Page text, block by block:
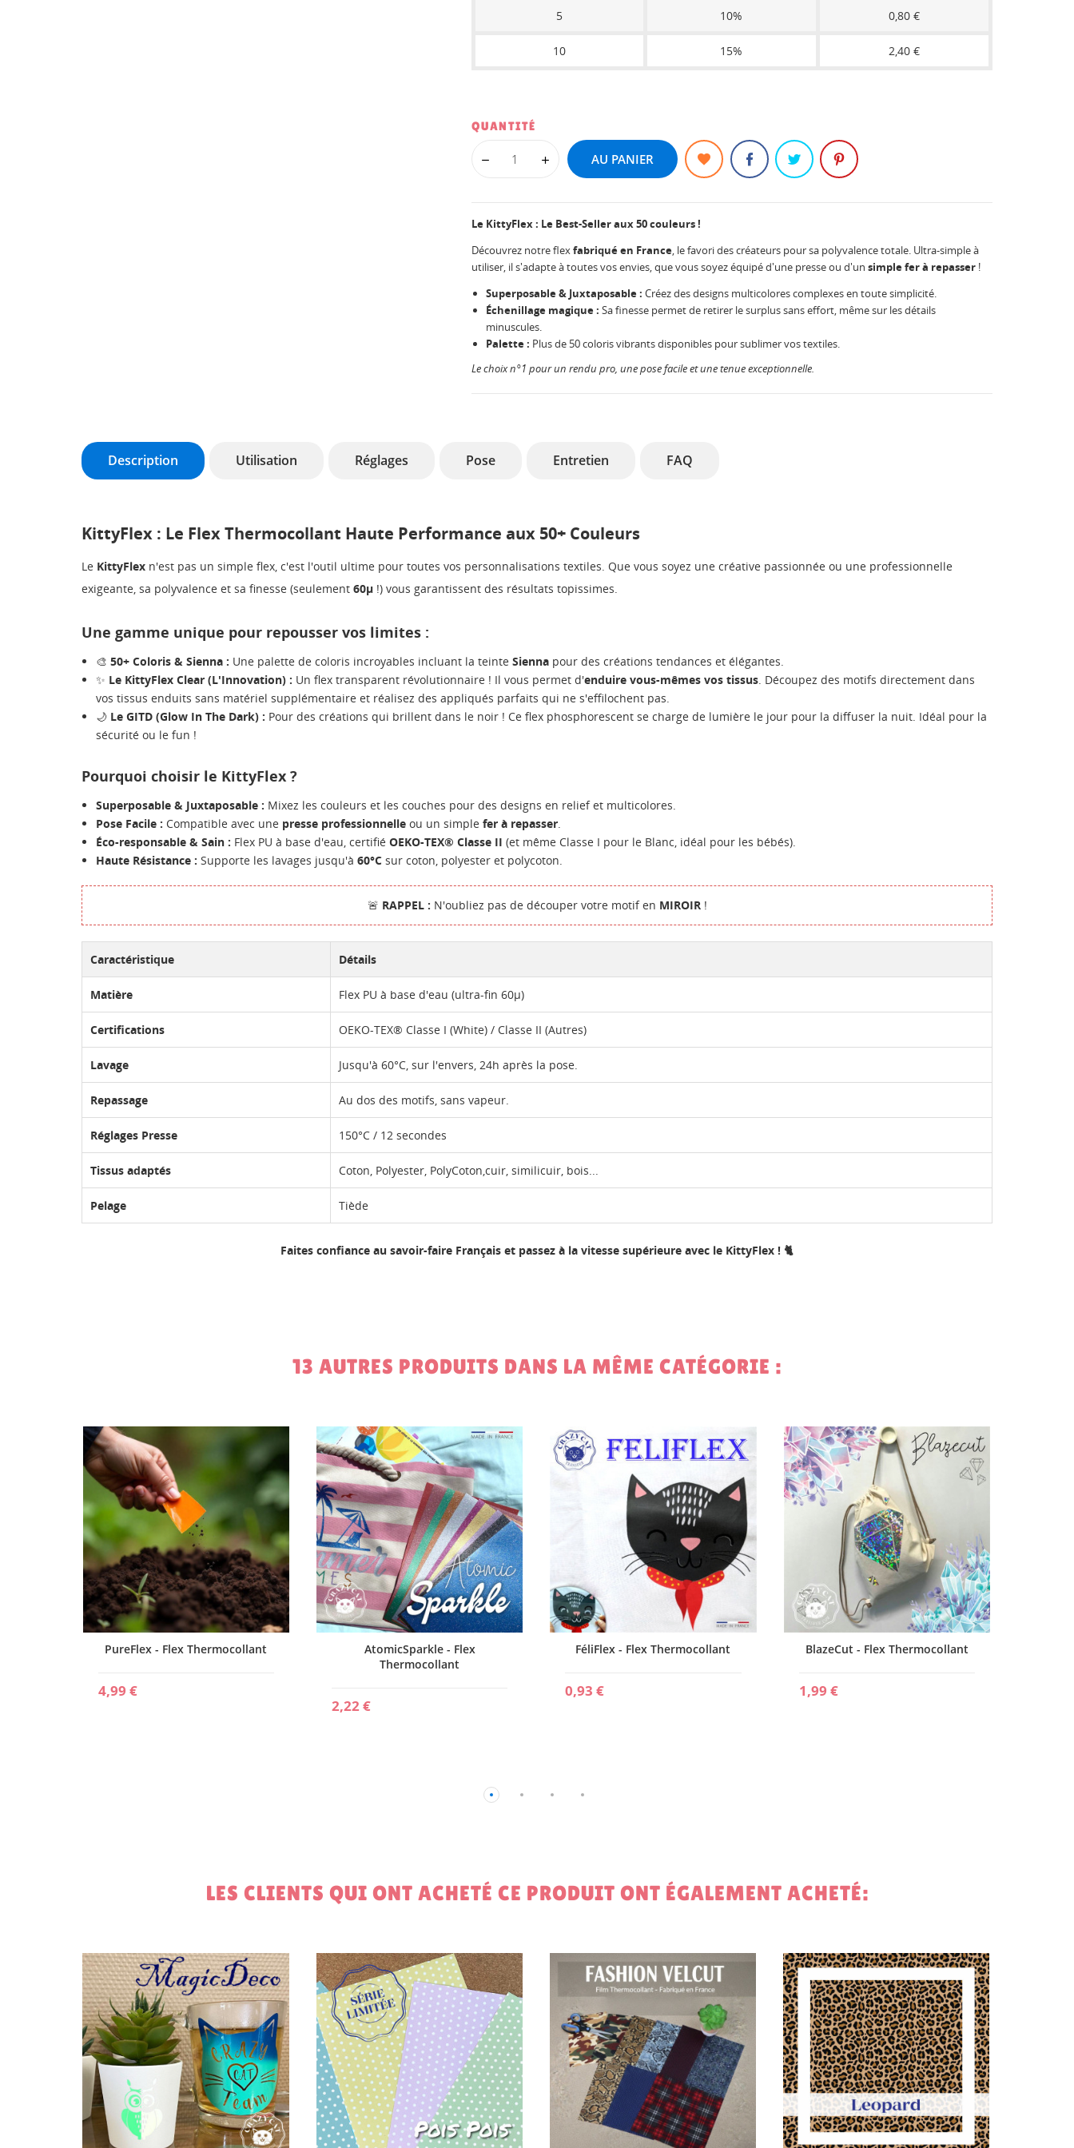
5 10% 0,80 €
10 15% 2,40 €
QUANTITÉ
AU PANIER
Le KittyFlex : Le Best-Seller aux 50 couleurs !
Découvrez notre flexfabriqué en France, le favori des créateurs pour sa polyvalence totale. Ultra-simple à
utiliser, il s'adapte à toutes vos envies, que vous soyez équipé d'une presse ou d'un simple fer à repasser!
Superposable & Juxtaposable : Créez des designs multicolores complexes en toute simplicité.
Échenillage magique : Sa finesse permet de retirer le surplus sans effort, même sur les détails
minuscules.
Palette : Plus de 50 coloris vibrants disponibles pour sublimer vos textiles.
Le choix n°1 pour un rendu pro, une pose facile et une tenue exceptionnelle.
Description Utilisation Réglages Pose Entretien FAQ
KittyFlex : Le Flex Thermocollant Haute Performance aux 50+ Couleurs
Le KittyFlex n'est pas un simple flex, c'est l'outil ultime pour toutes vos personnalisations textiles. Que vous soyez une créative passionnée ou une professionnelle
exigeante, sa polyvalence et sa finesse (seulement 60µ !) vous garantissent des résultats topissimes.
Une gamme unique pour repousser vos limites :
🎨 50+ Coloris & Sienna : Une palette de coloris incroyables incluant la teinte Sienna pour des créations tendances et élégantes.
✨ Le KittyFlex Clear (L'Innovation) : Un flex transparent révolutionnaire ! Il vous permet d'enduire vous-mêmes vos tissus . Découpez des motifs directement dans
vos tissus enduits sans matériel supplémentaire et réalisez des appliqués parfaits qui ne s'effilochent pas.
🌙 Le GITD (Glow In The Dark) : Pour des créations qui brillent dans le noir ! Ce flex phosphorescent se charge de lumière le jour pour la diffuser la nuit. Idéal pour la
sécurité ou le fun !
Pourquoi choisir le KittyFlex ?
Superposable & Juxtaposable : Mixez les couleurs et les couches pour des designs en relief et multicolores.
Pose Facile : Compatible avec une presse professionnelle ou un simple fer à repasser
Éco-responsable & Sain : Flex PU à base d'eau, certifié OEKO-TEX® Classe II (et même Classe I pour le Blanc, idéal pour les bébés).
Haute Résistance : Supporte les lavages jusqu'à 60°C sur coton, polyester et polycoton.
🚨 RAPPEL : N'oubliez pas de découper votre motif en MIROIR!
Caractéristique Détails
Matière Flex PU à base d'eau (ultra-fin 60µ)
Certifications OEKO-TEX® Classe I (White) / Classe II (Autres)
Lavage Jusqu'à 60°C, sur l'envers, 24h après la pose.
Repassage Au dos des motifs, sans vapeur.
Réglages Presse 150°C / 12 secondes
Tissus adaptés Coton, Polyester, PolyCoton,cuir, similicuir, bois...
Pelage Tiède
Faites confiance au savoir-faire Français et passez à la vitesse supérieure avec le KittyFlex ! 🐈
13 AUTRES PRODUITS DANS LA MÊME CATÉGORIE :
PureFlex - Flex Thermocollant
4,99 €
AtomicSparkle - Flex
Thermocollant
2,22 €
FéliFlex - Flex Thermocollant
0,93 €
BlazeCut - Flex Thermocollant
1,99 €
LES CLIENTS QUI ONT ACHETÉ CE PRODUIT ONT ÉGALEMENT ACHETÉ:
MES LISTES
add_circle_outlineCréer une nouvelle liste
NOM DE LA LISTE D'ENVIES
Annuler Créer une liste d'envies
CONNEXION
d'envies.